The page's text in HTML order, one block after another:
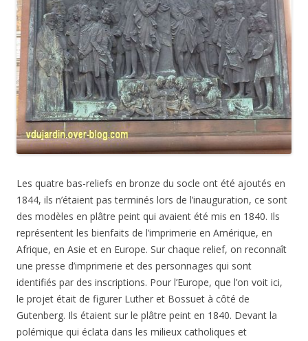
Les quatre bas-reliefs en bronze du socle ont été ajoutés en
1844, ils n’étaient pas terminés lors de l’inauguration, ce sont
des modèles en plâtre peint qui avaient été mis en 1840. Ils
représentent les bienfaits de l’imprimerie en Amérique, en
Afrique, en Asie et en Europe. Sur chaque relief, on reconnaît
une presse d’imprimerie et des personnages qui sont
identifiés par des inscriptions. Pour l’Europe, que l’on voit ici,
le projet était de figurer Luther et Bossuet à côté de
Gutenberg. Ils étaient sur le plâtre peint en 1840. Devant la
polémique qui éclata dans les milieux catholiques et